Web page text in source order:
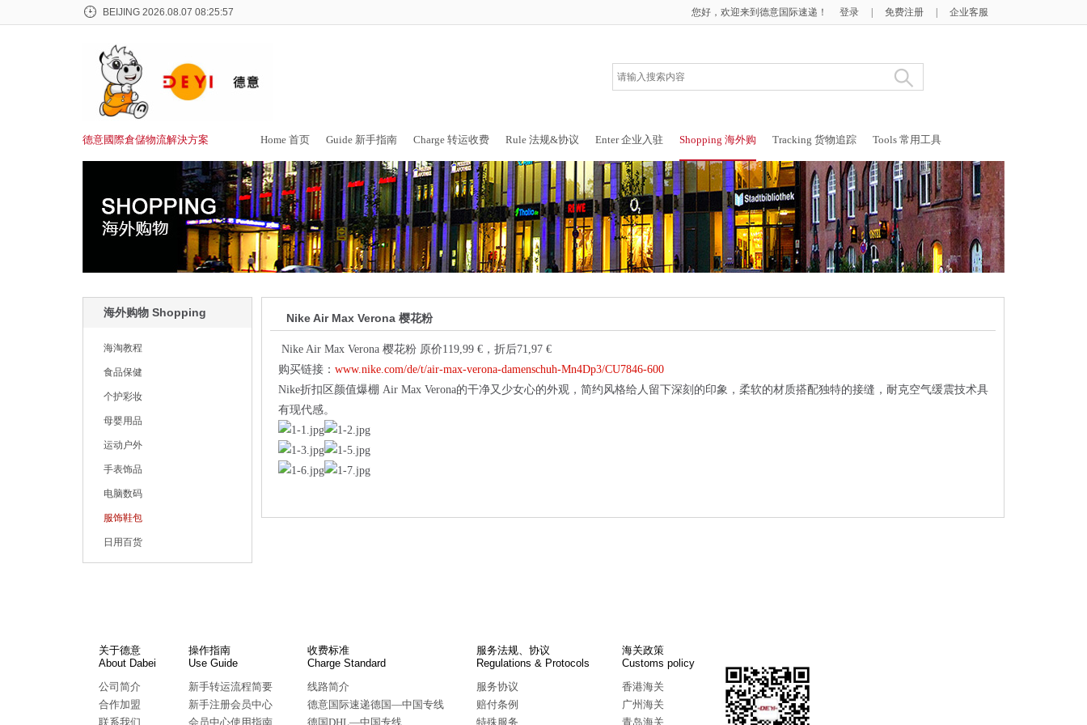
BEIJING 2026.08.07 08:25:57 您好，欢迎来到德意国际速递！ 登录 免费注册 企业客服
德意國際倉儲物流解決方案 Home 首页 Guide 新手指南 Charge 转运收费 Rule 法规&协议 Enter 企业入驻 Shopping 海外购 Tracking 货物追踪 Tools 常用工具
海外购物 Shopping
海淘教程
食品保健
个护彩妆
母婴用品
运动户外
手表饰品
电脑数码
服饰鞋包
日用百货
Nike Air Max Verona 樱花粉
Nike Air Max Verona 樱花粉 原价119,99 €，折后71,97 €
购买链接： www.nike.com/de/t/air-max-verona-damenschuh-Mn4Dp3/CU7846-600
Nike折扣区颜值爆棚 Air Max Verona的干净又少女心的外观，简约风格给人留下深刻的印象，柔软的材质搭配独特的接缝，耐克空气缓震技术具
有现代感。
关于德意
About Dabei
公司简介
合作加盟
联系我们
操作指南
Use Guide
新手转运流程简要
新手注册会员中心
会员中心使用指南
收费标准
Charge Standard
线路简介
德意国际速递德国—中国专线
德国DHL—中国专线
服务法规、协议
Regulations & Protocols
服务协议
赔付条例
特殊服务
海关政策
Customs policy
香港海关
广州海关
青岛海关